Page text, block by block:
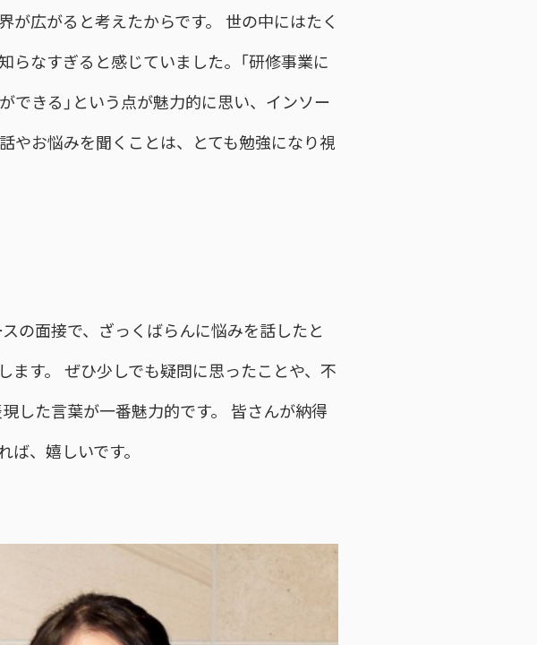
が広がると考えたからです。 世の中にはたく
なすぎると感じていました。「研修事業に
できる」という点が魅力的に思い、インソー
やお悩みを聞くことは、とても勉強になり視
の面接で、ざっくばらんに悩みを話したと
ます。 ぜひ少しでも疑問に思ったことや、不
した言葉が一番魅力的です。 皆さんが納得
、嬉しいです。